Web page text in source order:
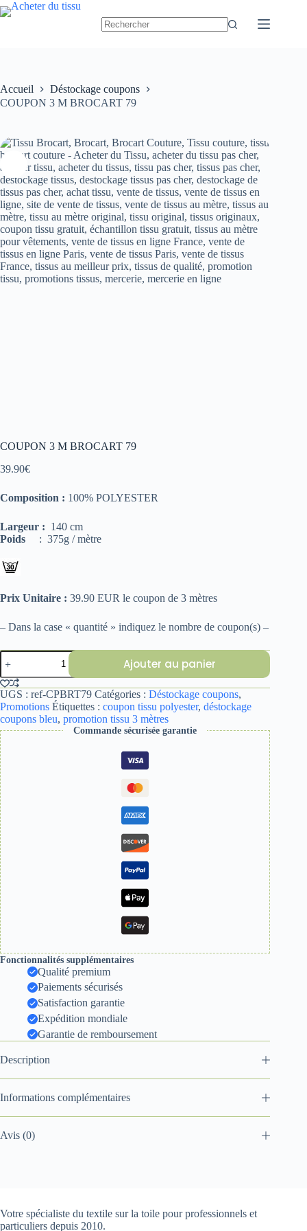
Passer
au
Accueil
Déstockage coupons
COUPON 3 M BROCART 79
COUPON 3 M BROCART 79
39.90€
Composition : 100% POLYESTER
Largeur : 140 cm
Poids
: 375g / mètre
Prix Unitaire : 39.90 EUR le coupon de 3 mètres
– Dans la case « quantité » indiquez le nombre de coupon(s) –
quantité
de
COUPON
3
M
BROCART
79
Ajouter au panier
UGS : ref-CPBRT79 Catégories : Déstockage coupons,
Promotions Étiquettes : coupon tissu polyester, déstockage
coupons bleu, promotion tissu 3 mètres
Commande sécurisée garantie
Fonctionnalités supplémentaires
Qualité premium
Paiements sécurisés
Satisfaction garantie
Expédition mondiale
Garantie de remboursement
Description
Informations complémentaires
Avis (0)
Votre spécialiste du textile sur la toile pour professionnels et
particuliers depuis 2010.